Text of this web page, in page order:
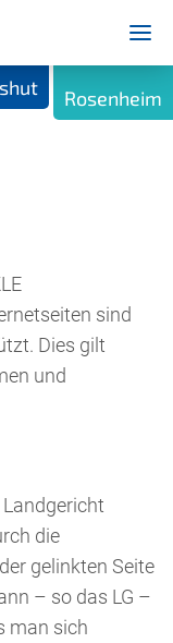
Rosenheim
sind
Dies gilt
und
die
gelinkten Seite
– so das LG –
man sich